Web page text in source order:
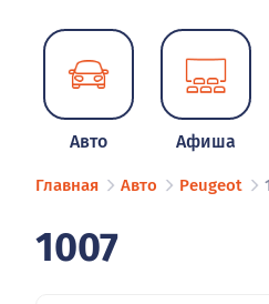
Авто Афиша
Главная Авто Peugeot
1007